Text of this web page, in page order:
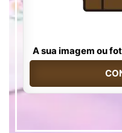
A sua imagem ou